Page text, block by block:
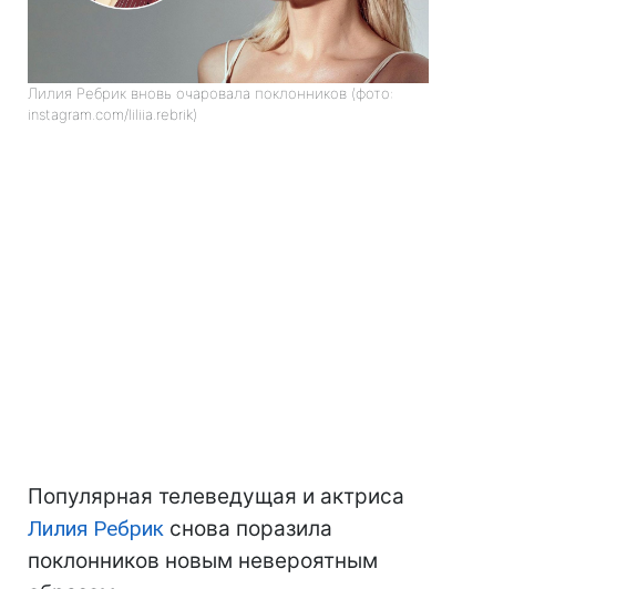
Лилия Ребрик вновь очаровала поклонников (фото:
instagram.com/liliia.rebrik)
Популярная телеведущая и актриса
Лилия Ребрик снова поразила
поклонников новым невероятным